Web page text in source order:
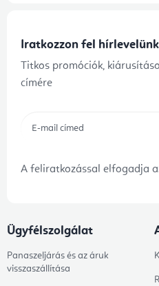
Iratkozzon fel
Titkos promóciók,
címére
A feliratkozással elfogadja
Ügyfélszolgálat
Panaszeljárás és az áruk
visszaszállítása